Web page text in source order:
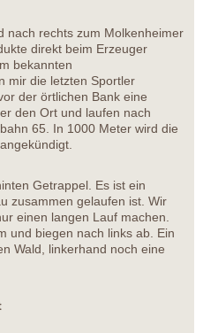
nach rechts zum Molkenheimer
direkt beim Erzeuger
bekannten
mir die letzten Sportler
der örtlichen Bank eine
den Ort und laufen nach
65. In 1000 Meter wird die
Getrappel. Es ist ein
zusammen gelaufen ist. Wir
einen langen Lauf machen.
und biegen nach links ab. Ein
Wald, linkerhand noch eine